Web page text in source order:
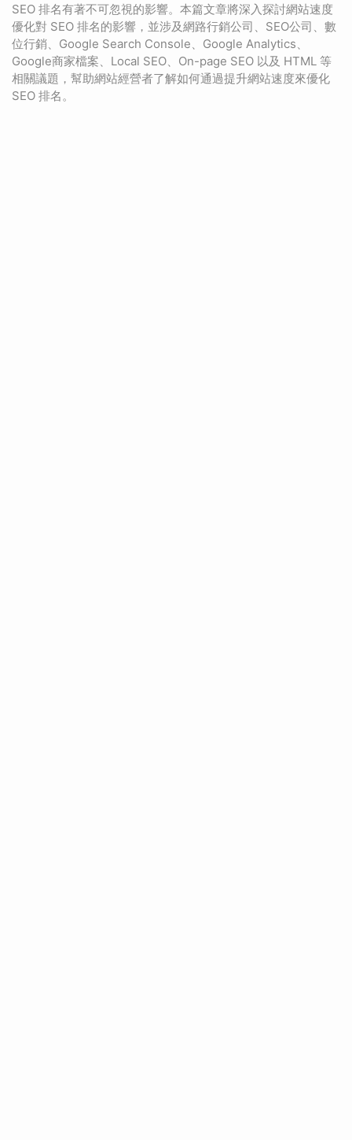
SEO 排名有著不可忽視的影響。本篇文章將深入探討網站速度
優化對 SEO 排名的影響，並涉及網路行銷公司、SEO公司、數
位行銷、Google Search Console、Google Analytics、
Google商家檔案、Local SEO、On-page SEO 以及 HTML 等
相關議題，幫助網站經營者了解如何通過提升網站速度來優化
SEO 排名。